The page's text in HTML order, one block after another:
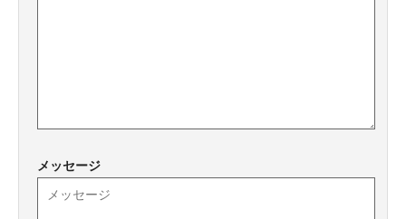
メッセージ